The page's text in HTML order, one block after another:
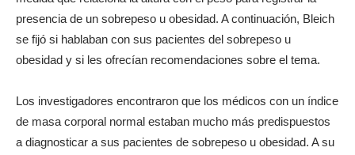
presencia de un sobrepeso u obesidad. A continuación, Bleich
se fijó si hablaban con sus pacientes del sobrepeso u
obesidad y si les ofrecían recomendaciones sobre el tema.
Los investigadores encontraron que los médicos con un índice
de masa corporal normal estaban mucho más predispuestos
a diagnosticar a sus pacientes de sobrepeso u obesidad. A su